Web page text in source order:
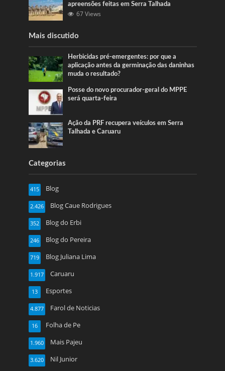
apreensões feitas em Serra Talhada
67 Views
Mais discutido
Herbicidas pré-emergentes: por que a
aplicação antes da germinação das daninhas
muda o resultado?
Posse do novo procurador-geral do MPPE
será quarta-feira
Ação da PRF recupera veículos em Serra
Talhada e Caruaru
Categorias
Blog
415
Blog Caue Rodrigues
2.426
Blog do Erbi
352
Blog do Pereira
246
Blog Juliana Lima
719
Caruaru
1.917
Esportes
13
Farol de Noticias
4.877
Folha de Pe
16
Mais Pajeu
1.960
Nil Junior
3.620